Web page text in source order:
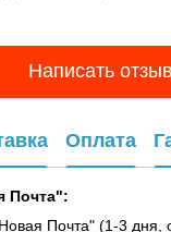
Написать отзыв
Оплата
Почта":
Почта" (1-3 дня,